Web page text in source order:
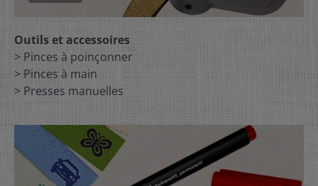
Outils et accessoires
> Pinces à poinçonner
> Pinces à main
> Presses manuelles